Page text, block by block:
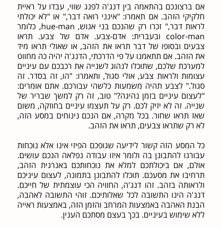
אם ברצונכם בהתאמה בין דנג'ה לפנג שווי, עבדו על ראיית
חלקיקי הזהב. אם תאמרו: "אינני רואה דבר," או "לא יכולתי
לראות דבר," זכרו רק שהנכם בני אנוש, hue-man, כלומר
color-man ובעברית: אדם-צבע. אדם של צבע. תראו
צבעים ובסופו של דבר תראו את הזהב, או שאולי תראו מיד
את הזהב. אם תתאמנו על פי הדרכתי, הדנג'ה יהיה כה מחווט
למערכת שלכם, שתוכלו לנהוג לשנייה את רכבכם עם עיניים
עצומות ולראות צבע, אולי סגול, ותאמרו: "הו, זה בסדר. זה
סגול." לצבע תהיה משמעות כלשהי עבורכם. אתם אומרים:
"לעצום עיניים בזמן נהיגה?" טוב, זה רק למשך שבריר של
שנייה. זה לא יזיק לכם. רק על תעצמו עיניים בחוזקה, משום
שאז תראו שחור. בכל מקרה, אם הנכם נינוחים במסע הזה,
לא רק שתראו צבעים, תראו את הזהב.
כל המסע הזה קשור לידיעה שגופכם הפיזי אינו אלא נוכחות
עבורנו להתבונן בה ולומר איזו עבודה נפלאה הנכם עושים.
אולם, אם ביכולתכם למלא את נוכחותכם באנרגית הזהב,
תרחיבו את מסעכם. תוכלו להתבונן בתמונה, לעצום עיניכם
ולראותה בזהב. זהו דנג'ה, החוויה הכי עוצמתית של חייכם.
דנג'ה הינו התשובה לכל שאלותיכם. זוהי התשובה לאהבה,
הבנת האהבה באמצעות המרחב והזמן הזה, באמצעות ראייה
ללא שימוש בעיניים. בכך בעצם מסתכם הענין.